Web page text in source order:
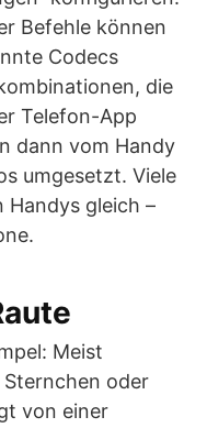
Befehle können
Codecs
die
Telefon-App
dann vom Handy
umgesetzt. Viele
Handys gleich –
Meist
oder
von einer